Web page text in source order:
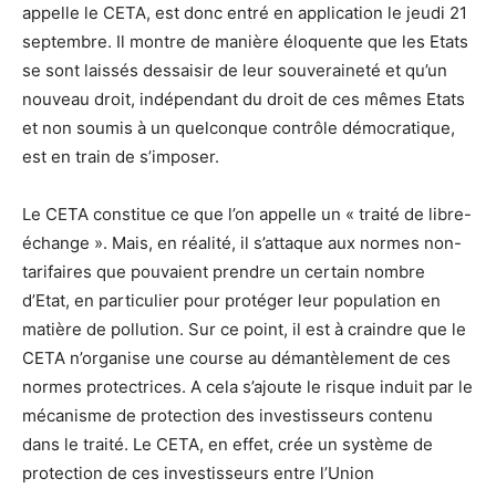
appelle le CETA, est donc entré en application le jeudi 21
septembre. Il montre de manière éloquente que les Etats
se sont laissés dessaisir de leur souveraineté et qu’un
nouveau droit, indépendant du droit de ces mêmes Etats
et non soumis à un quelconque contrôle démocratique,
est en train de s’imposer.
Le CETA constitue ce que l’on appelle un « traité de libre-
échange ». Mais, en réalité, il s’attaque aux normes non-
tarifaires que pouvaient prendre un certain nombre
d’Etat, en particulier pour protéger leur population en
matière de pollution. Sur ce point, il est à craindre que le
CETA n’organise une course au démantèlement de ces
normes protectrices. A cela s’ajoute le risque induit par le
mécanisme de protection des investisseurs contenu
dans le traité. Le CETA, en effet, crée un système de
protection de ces investisseurs entre l’Union